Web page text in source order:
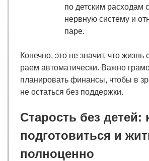
по детским расходам
нервную систему и
паре.
Конечно, это не значит, что жизнь
раем автоматически. Важно
планировать финансы, чтобы в
не остаться без поддержки.
Старость без детей:
подготовиться и
полноценно